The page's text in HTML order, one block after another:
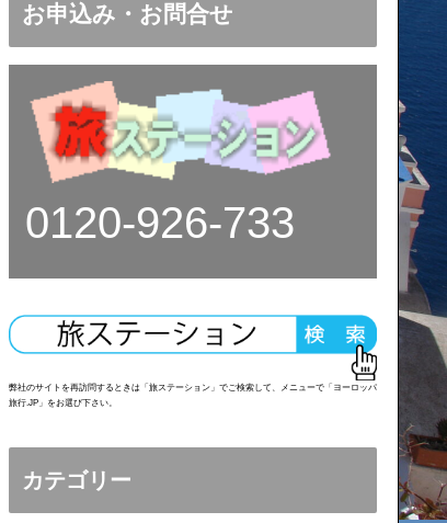
お申込み・お問合せ
0120-926-733
弊社のサイトを再訪問するときは「旅ステーション」でご検索して、メニューで「ヨーロッパ
旅行.JP」をお選び下さい。
カテゴリー